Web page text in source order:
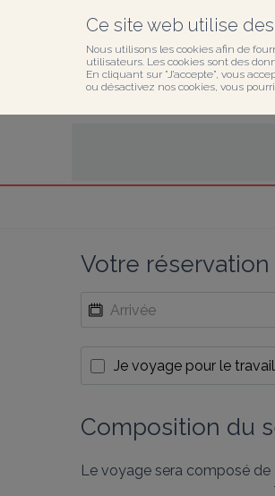
Ce site web utilise
Nous utilisons les cookies afin de
utilisateurs. Les cookies sont des
En cliquant sur ”J’accepte”, vous
ou désactivez nos cookies, vous
Votre réservation
Je voyage pour le travail
Composition du
Le voyage sera composé de